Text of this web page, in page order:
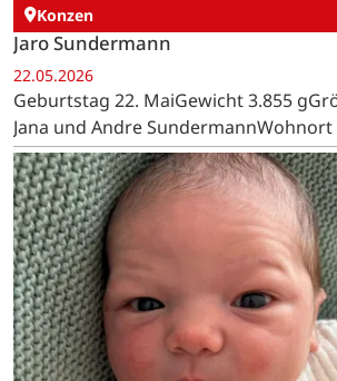
Konzen
Jaro Sundermann
22.05.2026
Geburtstag 22. MaiGewicht 3.855
Jana und Andre SundermannWohnort